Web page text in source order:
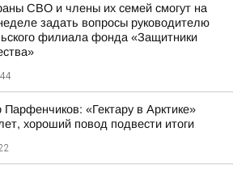
СВО и члены их семей смогут на
задать вопросы руководителю
филиала фонда «Защитники
Парфенчиков: «Гектару в Арктике»
хороший повод подвести итоги